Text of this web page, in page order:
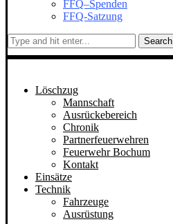
FFQ–Spenden
FFQ-Satzung
Search
Löschzug
Mannschaft
Ausrückebereich
Chronik
Partnerfeuerwehren
Feuerwehr Bochum
Kontakt
Einsätze
Technik
Fahrzeuge
Ausrüstung